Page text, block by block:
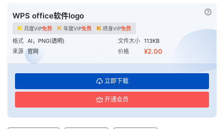
WPS office软件logo
月度VIP免费 年度VIP免费 终身VIP免费
格式 AI，PNG(透明) 文件大小
113KB
来源 官网 价格 ¥2.00
立即下载
开通会员